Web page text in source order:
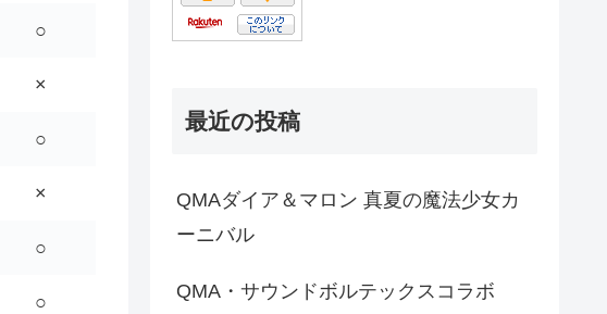
○
×
○
×
○
○
最近の投稿
QMAダイア＆マロン 真夏の魔法少女カ
ーニバル
QMA・サウンドボルテックスコラボ